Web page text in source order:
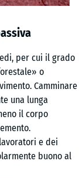
per cui il grado
o
Camminare
una lunga
il corpo
e dei
buono al